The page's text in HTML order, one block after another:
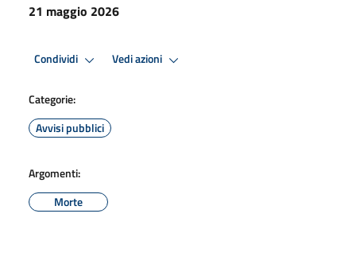
21 maggio 2026
Condividi Vedi azioni
Categorie:
Avvisi pubblici
Argomenti:
Morte